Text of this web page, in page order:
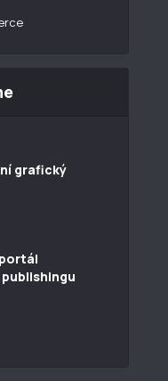
grafický